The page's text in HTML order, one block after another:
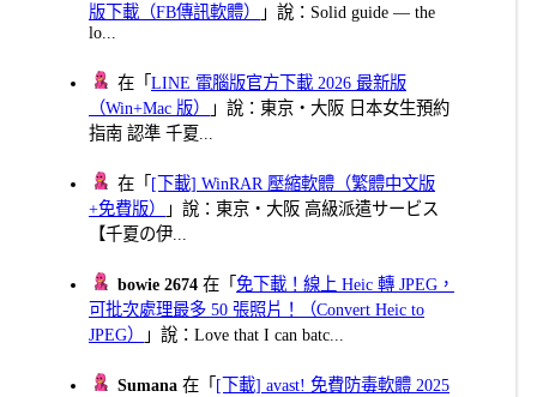
版下載（FB傳訊軟體）
」說：Solid guide — the
lo...
在「LINE 電腦版官方下載 2026 最新版
（Win+Mac 版）
」說：東京・大阪 日本女生預約
指南 認準 千夏...
在「 [下載] WinRAR 壓縮軟體（繁體中文版
+免費版）
」說：東京・大阪 高級派遣サービス
【千夏の伊...
bowie 2674 在「免下載！線上 Heic 轉 JPEG，
可批次處理最多 50 張照片！（Convert Heic to
JPEG）
」說：Love that I can batc...
Sumana 在「 [下載] avast! 免費防毒軟體 2025